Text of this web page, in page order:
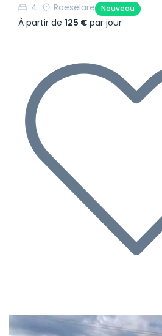
4
Roeselare Nouveau
À partir de 125 €par jour